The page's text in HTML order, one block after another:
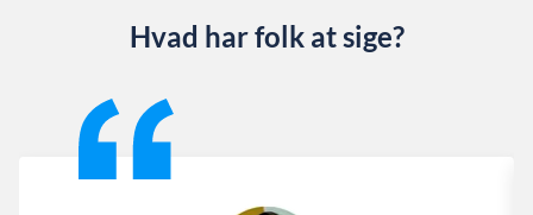
Hvad har folk at sige?